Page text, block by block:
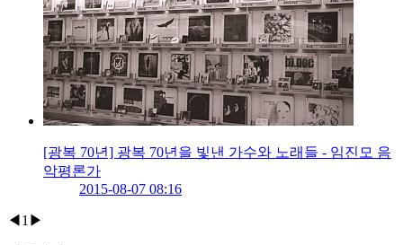
[광복 70년] 광복 70년을 빛낸 가수와 노래들 - 임진모 음
악평론가
2015-08-07 08:16
◀ 1 ▶